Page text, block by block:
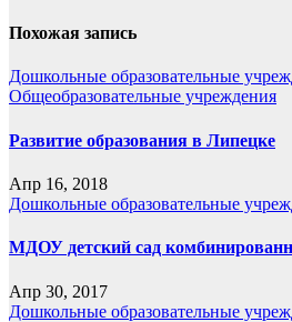
Похожая запись
Дошкольные образовательные
Общеобразовательные учреждения
Развитие образования в Липецке
Апр 16, 2018
Дошкольные образовательные
МДОУ детский сад
Апр 30, 2017
Дошкольные образовательные